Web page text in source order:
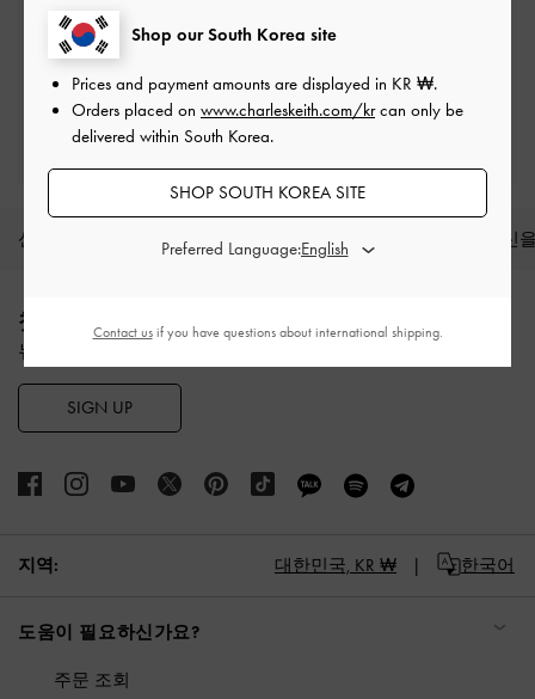
반품 및 교환
배송 후 7일 이내
프리빌리지 멤버십 자격 조건
신상품 백 지갑 당신
첫 구매 10% 할인 혜택
뉴스레터 구독과 계정 생성 시 적용됩니다.
SIGN UP
지역: 대한민국, KR ₩ 한국어
도움이 필요하신가요?
주문 조회
Shop our South Korea site
Prices and payment amounts are displayed in KR ₩.
Orders placed on www.charleskeith.com/krcan only be
delivered within South Korea.
SHOP SOUTH KOREA SITE
Preferred Language:
Contact usif you have questions about international shipping.